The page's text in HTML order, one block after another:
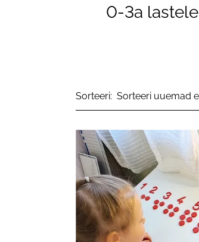
0-3a lastele
Sorteeri: